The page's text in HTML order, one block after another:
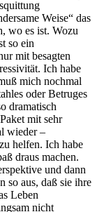
Weise“ das
wo es ist. Wozu
so ein
mit besagten
Ich habe
mich nochmal
oder Betruges
dramatisch
mit sehr
wieder –
helfen. Ich habe
draus machen.
und dann
so aus, daß sie ihre
Leben
nicht